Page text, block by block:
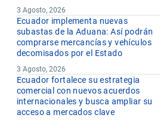
3 Agosto, 2026
Ecuador implementa nuevas
subastas de la Aduana: Así podrán
comprarse mercancías y vehículos
decomisados por el Estado
3 Agosto, 2026
Ecuador fortalece su estrategia
comercial con nuevos acuerdos
internacionales y busca ampliar su
acceso a mercados clave